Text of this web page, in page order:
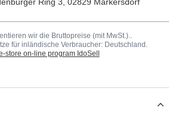
wir die Bruttopreise (mit MwSt.)..
für inländische Verbraucher: Deutschland .